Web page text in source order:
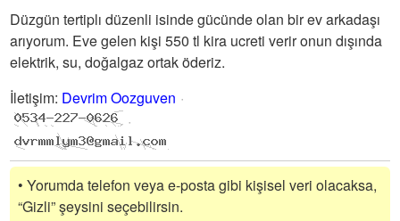
Düzgün tertiplı düzenli isinde gücünde olan bir ev arkadaşı
arıyorum. Eve gelen kişi 550 tl kira ucreti verir onun dışında
elektrik, su, doğalgaz ortak öderiz.
İletişim: Devrim Oozguven
• Yorumda telefon veya e-posta gibi kişisel veri olacaksa,
“Gizli” şeysini seçebilirsin.